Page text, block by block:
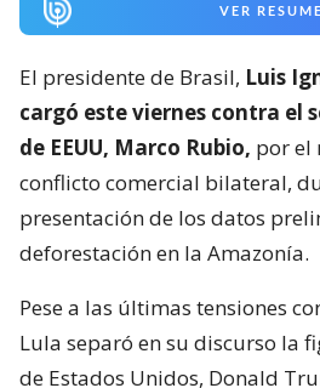
VER
El presidente de Brasil, Luis
cargó este viernes contra el
de EEUU, Marco Rubio, por el
conflicto comercial bilateral,
presentación de los datos
deforestación en la Amazonía.
Pese a las últimas tensiones
Lula separó en su discurso la
de Estados Unidos, Donald